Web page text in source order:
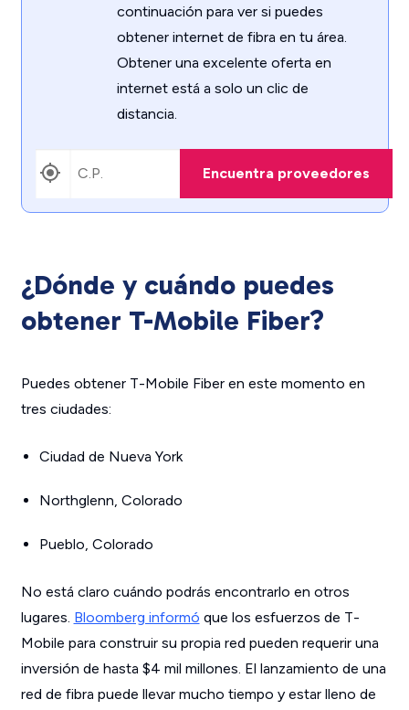
continuación para ver si puedes
obtener internet de fibra en tu área.
Obtener una excelente oferta en
internet está a solo un clic de
distancia.
Encuentra proveedores
¿Dónde y cuándo puedes
obtener T-Mobile Fiber?
Puedes obtener T-Mobile Fiber en este momento en
tres ciudades:
Ciudad de Nueva York
Northglenn, Colorado
Pueblo, Colorado
No está claro cuándo podrás encontrarlo en otros
lugares. Bloomberg informó que los esfuerzos de T-
Mobile para construir su propia red pueden requerir una
inversión de hasta $4 mil millones. El lanzamiento de una
red de fibra puede llevar mucho tiempo y estar lleno de